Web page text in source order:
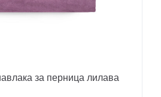
за перница лилава